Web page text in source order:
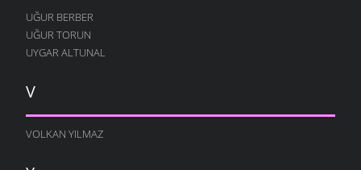
UĞUR BERBER
UĞUR TORUN
UYGAR ALTUNAL
V
VOLKAN YILMAZ